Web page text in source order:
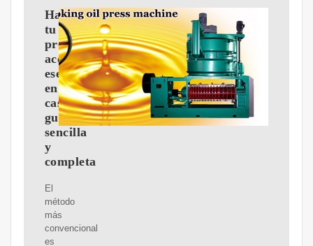
Haz
tu
propio
aceite
esencial
en
casa:
guía
sencilla
y
completa
El
método
más
convencional
es